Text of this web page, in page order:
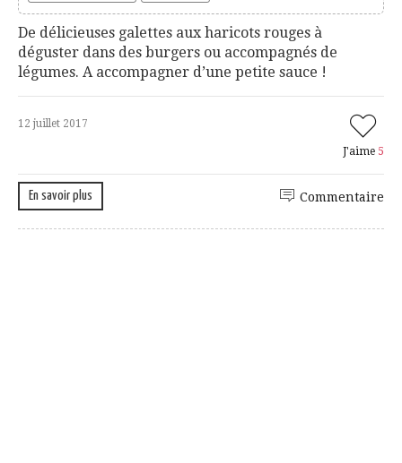
De délicieuses galettes aux haricots rouges à
déguster dans des burgers ou accompagnés de
légumes. A accompagner d’une petite sauce !
12 juillet 2017
J'aime 5
En savoir plus Commentaire